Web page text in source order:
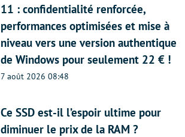
11 : confidentialité renforcée,
performances optimisées et mise à
niveau vers une version authentique
de Windows pour seulement 22 € !
7 août 2026 08:48
Ce SSD est-il l’espoir ultime pour
diminuer le prix de la RAM ?